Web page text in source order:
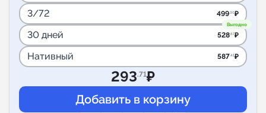
3/72 499.30₽
Выгодно
30 дней 528.67₽
Нативный 587.41₽
293.71₽